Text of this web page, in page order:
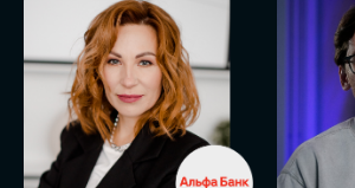
СТОИМОСТЬ